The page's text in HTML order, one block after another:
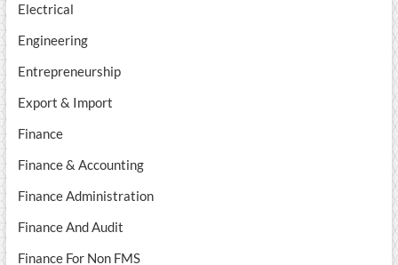
Electrical
Engineering
Entrepreneurship
Export & Import
Finance
Finance & Accounting
Finance Administration
Finance And Audit
Finance For Non FMS